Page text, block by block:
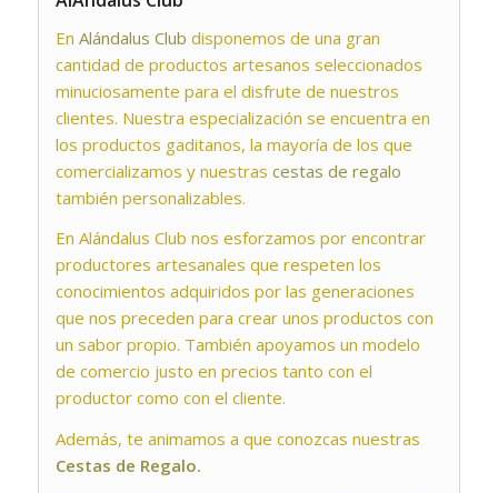
En Alándalus Club disponemos de una gran
cantidad de productos artesanos seleccionados
minuciosamente para el disfrute de nuestros
clientes. Nuestra especialización se encuentra en
los productos gaditanos, la mayoría de los que
comercializamos y nuestras cestas de regalo
también personalizables.
En Alándalus Club nos esforzamos por encontrar
productores artesanales que respeten los
conocimientos adquiridos por las generaciones
que nos preceden para crear unos productos con
un sabor propio. También apoyamos un modelo
de comercio justo en precios tanto con el
productor como con el cliente.
Además, te animamos a que conozcas nuestras
Cestas de Regalo.